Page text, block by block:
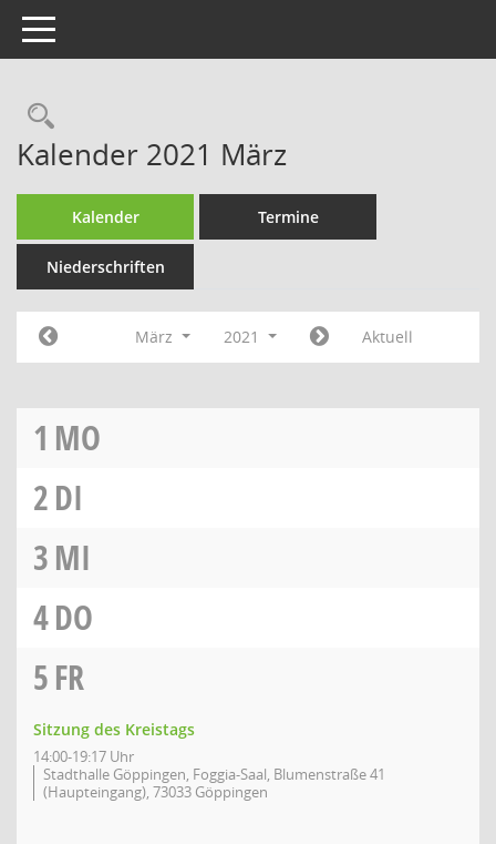
Toggle navigation
Rechercheauswahl
Kalender 2021 März
Kalender Termine
Niederschriften
März 2021 Aktuell
1 MO
2DI
3MI
4DO
5FR
Sitzung des Kreistags
14:00-19:17 Uhr
Stadthalle Göppingen, Foggia-Saal, Blumenstraße 41
(Haupteingang), 73033 Göppingen